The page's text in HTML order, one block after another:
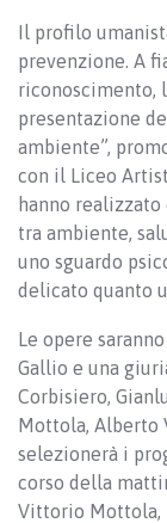
Il profilo
prevenzione. A
riconoscimento,
presentazione
ambiente”,
con il Liceo
hanno
tra ambiente,
uno sguardo
delicato quanto
Le opere
Gallio e una
Corbisiero,
Mottola, Alberto
selezionerà i
corso della
Vittorio Mottola,